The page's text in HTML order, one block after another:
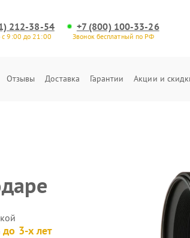
212-38-54
с 9:00 до 21:00
+7 (800) 100-33-26
Звонок бесплатный по РФ
Отзывы Доставка Гарантии Акции и
до 3-х лет